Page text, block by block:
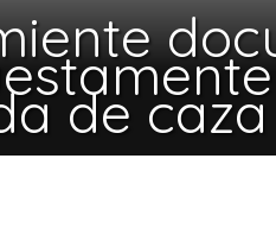
de caza